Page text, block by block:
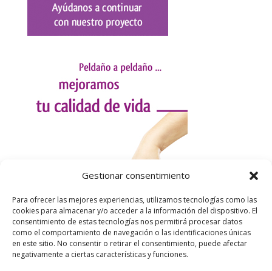
Gestionar consentimiento
Para ofrecer las mejores experiencias, utilizamos tecnologías como las
cookies para almacenar y/o acceder a la información del dispositivo. El
consentimiento de estas tecnologías nos permitirá procesar datos
como el comportamiento de navegación o las identificaciones únicas
en este sitio. No consentir o retirar el consentimiento, puede afectar
negativamente a ciertas características y funciones.